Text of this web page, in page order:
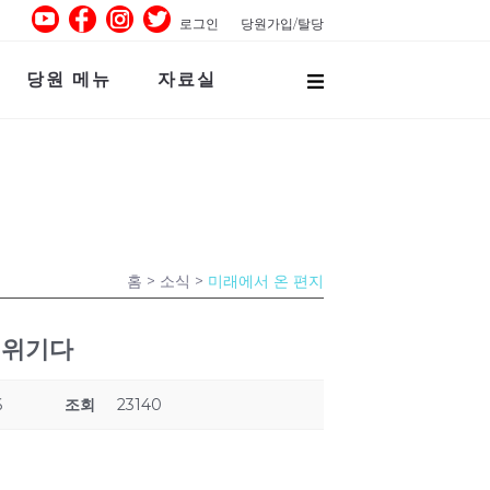
로그인 당원가입/탈당
당원 메뉴 자료실
홈 > 소식 > 미래에서 온 편지
기다
조회 23140